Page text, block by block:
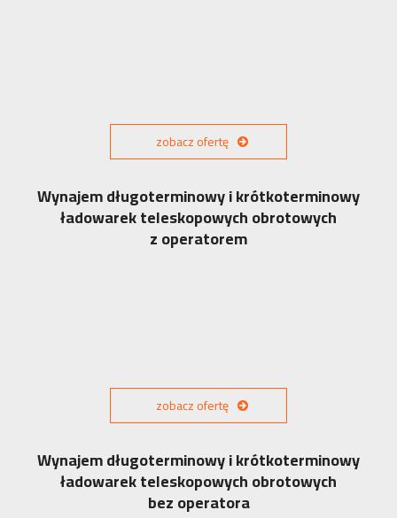
zobacz ofertę
Wynajem długoterminowy i krótkoterminowy
ładowarek teleskopowych obrotowych
z operatorem
zobacz ofertę
Wynajem długoterminowy i krótkoterminowy
ładowarek teleskopowych obrotowych
bez operatora